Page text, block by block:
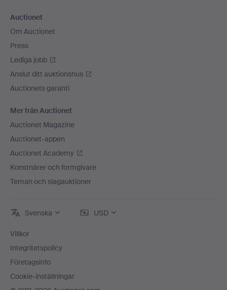
Auctionet
Om Auctionet
Press
Lediga jobb
Anslut ditt auktionshus
Auctionets garanti
Mer från Auctionet
Auctionet Magazine
Auctionet-appen
Auctionet Academy
Konstnärer och formgivare
Teman och slagauktioner
Svenska USD
Villkor
Integritetspolicy
Företagsinfo
Cookie-inställningar